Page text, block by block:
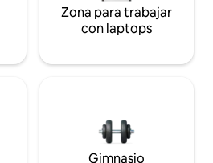
Zona para trabajar
con laptops
Gimnasio